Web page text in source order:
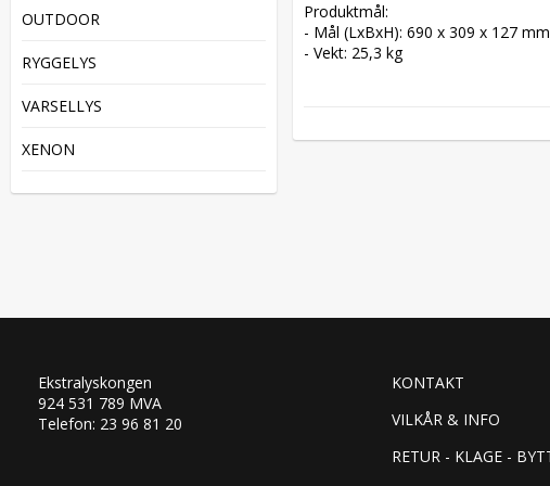
OUTDOOR
RYGGELYS
VARSELLYS
XENON
Produktmål:
- Mål (LxBxH): 690 x 309 x 127 mm
- Vekt: 25,3 kg
Ekstralyskongen
924 531 789 MVA
Telefon: 23 96 81 20
KONTAKT
VILKÅR & INFO
RETUR - KLAGE -